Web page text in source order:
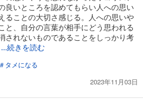
良いところを認めてもらい人への思い
ることの大切さ感じる。人への思いや
と、自分の言葉が相手にどう思われる
されないものであることをしっかり考
...続きを読む
＃タメになる
2023年11月03日